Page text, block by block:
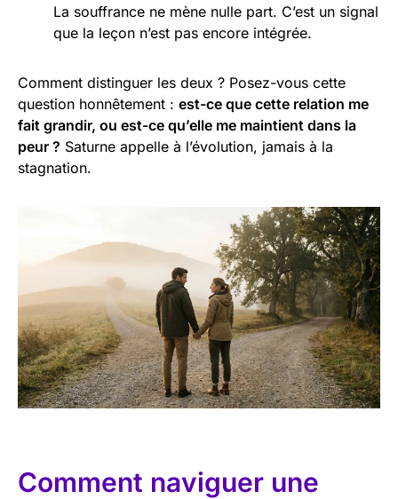
La souffrance ne mène nulle part. C’est un signal
que la leçon n’est pas encore intégrée.
Comment distinguer les deux ? Posez-vous cette
question honnêtement : est-ce que cette relation me
fait grandir, ou est-ce qu’elle me maintient dans la
peur ? Saturne appelle à l’évolution, jamais à la
stagnation.
Comment naviguer une